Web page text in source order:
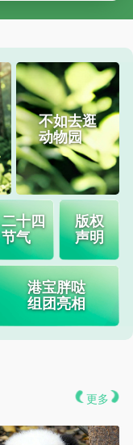
不如去逛
动物园
二十四
节气
版权
声明
港宝胖哒
组团亮相
更多